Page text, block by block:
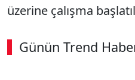
üzerine çalışma
Günün Trend